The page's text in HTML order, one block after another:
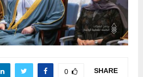
SHARE
0